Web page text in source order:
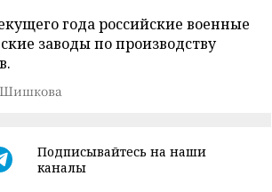
года российские военные
заводы по производству
Шишкова
Подписывайтесь на наши
каналы